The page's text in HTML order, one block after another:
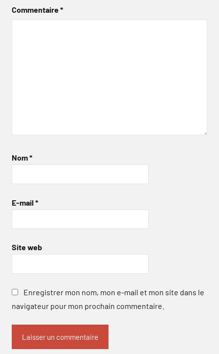
Commentaire*
Nom*
E-mail *
Site web
Enregistrer mon nom, mon e-mail et mon site dans le
navigateur pour mon prochain commentaire.